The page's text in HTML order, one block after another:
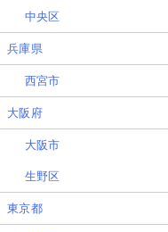
中央区
兵庫県
西宮市
大阪府
大阪市
生野区
東京都